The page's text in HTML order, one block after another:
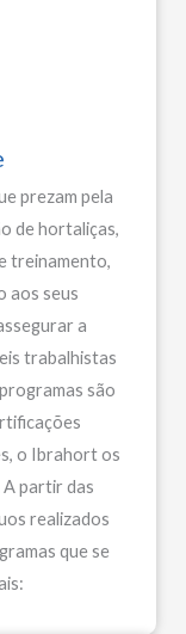
prezam pela
de hortaliças,
treinamento,
aos seus
a
trabalhistas
são
o Ibrahort os
partir das
realizados
que se